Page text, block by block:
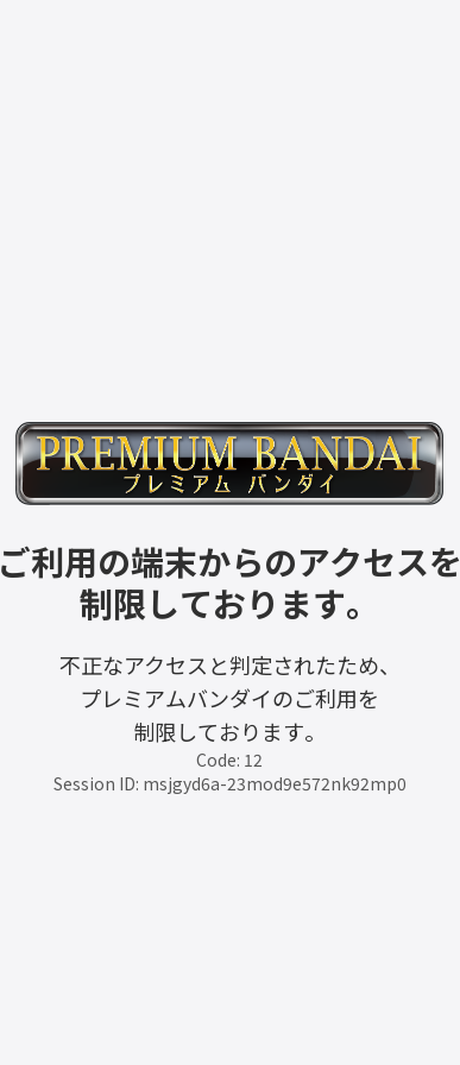
ご利用の端末からのアクセスを
制限しております。
不正なアクセスと判定されたため、
プレミアムバンダイのご利用を
制限しております。
Code: 12
Session ID: msjgyd6a-23mod9e572nk92mp0